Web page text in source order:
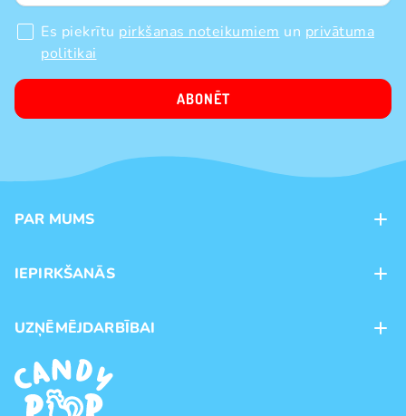
Es piekrītu pirkšanas noteikumiem un privātuma
politikai
ABONĒT
PAR MUMS
Veikali
Preču zīmoli
IEPIRKŠANĀS
Piegāde
Pirkšanas noteikumi
Privātuma politika
UZŅĒMĒJDARBĪBAI
Franšīze
Vairumtirdzniecība